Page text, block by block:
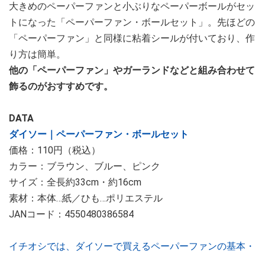
大きめのペーパーファンと小ぶりなペーパーボールがセッ
トになった「ペーパーファン・ボールセット」。先ほどの
「ペーパーファン」と同様に粘着シールが付いており、作
り方は簡単。
他の「ペーパーファン」やガーランドなどと組み合わせて
飾るのがおすすめです。
DATA
ダイソー｜ペーパーファン・ボールセット
価格：110円（税込）
カラー：ブラウン、ブルー、ピンク
サイズ：全長約33cm・約16cm
素材：本体…紙／ひも…ポリエステル
JANコード：4550480386584
イチオシでは、ダイソーで買えるペーパーファンの基本・